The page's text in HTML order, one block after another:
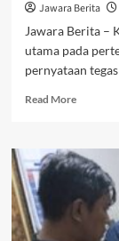
Jawara Berita
Jawara Berita –
utama pada
pernyataan
Read MoreRead
Konflik
Global
Memanas,
Erdoğan
Sebut